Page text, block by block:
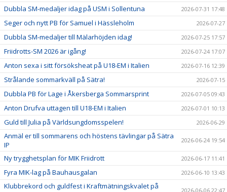
Dubbla SM-medaljer idag på USM i Sollentuna 2026-07-31 17:48
Seger och nytt PB för Samuel i Hässleholm 2026-07-27
Dubbla SM-medaljer till Mälarhöjden idag! 2026-07-25 17:57
Friidrotts-SM 2026 är igång! 2026-07-24 17:07
Anton sexa i sitt försöksheat på U18-EM i Italien 2026-07-16 12:39
Strålande sommarkväll på Sätra! 2026-07-15
Dubbla PB för Lage i Åkersberga Sommarsprint 2026-07-05 09:43
Anton Drufva uttagen till U18-EM i Italien 2026-07-01 10:13
Guld till Julia på Världsungdomsspelen! 2026-06-29
Anmäl er till sommarens och höstens tävlingar på Sätra
IP
2026-06-24 19:54
Ny trygghetsplan för MIK Friidrott 2026-06-17 11:41
Fyra MIK-lag på Bauhausgalan 2026-06-10 13:43
Klubbrekord och guldfest i Kraftmätningskvalet på
2026-06-06 22:47